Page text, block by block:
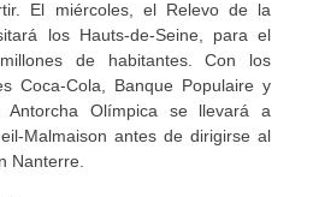
El miércoles, el Relevo de la
los Hauts-de-Seine, para el
de habitantes. Con los
Coca-Cola, Banque Populaire y
Antorcha Olímpica se llevará a
Malmaison antes de dirigirse al
Nanterre.